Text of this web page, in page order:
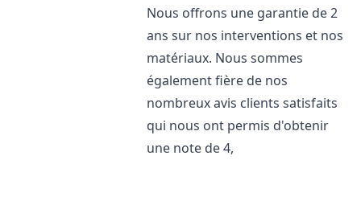
Nous offrons une garantie de 2
ans sur nos interventions et nos
matériaux. Nous sommes
également fière de nos
nombreux avis clients satisfaits
qui nous ont permis d'obtenir
une note de 4,